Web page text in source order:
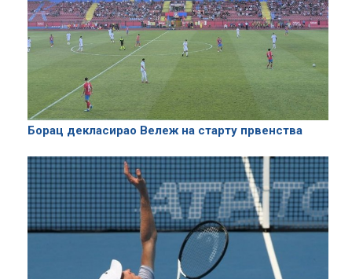
Борац декласирао Вележ на старту првенства